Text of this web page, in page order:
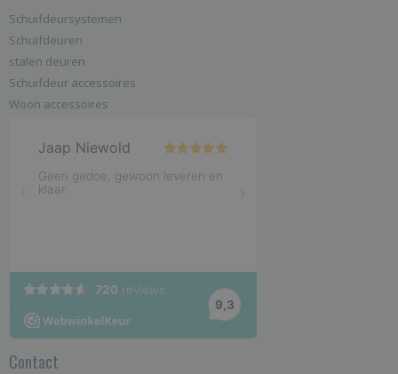
Schuifdeursystemen
Schuifdeuren
stalen deuren
Schuifdeur accessoires
Woon accessoires
Contact